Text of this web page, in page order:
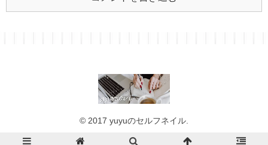
© 2017 yuyuのセルフネイル.